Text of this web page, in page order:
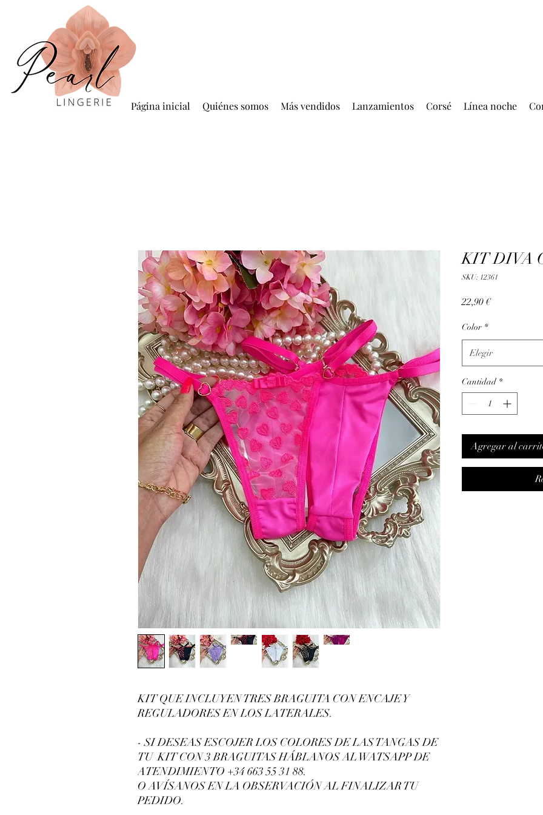
Página inicial Quiénes somos Más vendidos Lanzamientos Corsé Línea noche
KIT QUE INCLUYEN TRES BRAGUITA CON ENCAJE Y
REGULADORES EN LOS LATERALES.
- SI DESEAS ESCOJER LOS COLORES DE LAS TANGAS DE
TU KIT CON 3 BRAGUITAS HÁBLANOS AL WATSAPP DE
ATENDIMIENTO +34 663 55 31 88.
O AVÍSANOS EN LA OBSERVACIÓN AL FINALIZAR TU
PEDIDO.
KIT DIVA
SKU: 12361
22,90 €Precio
Color *
Elegir
Cantidad *
Agregar al